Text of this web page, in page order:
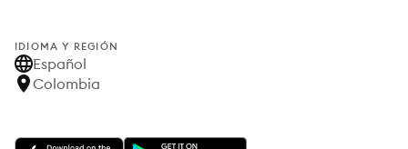
IDIOMA Y REGIÓN
Español
Colombia